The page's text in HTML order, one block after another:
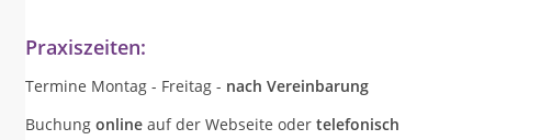
Praxiszeiten:
Termine Montag - Freitag - nach Vereinbarung
Buchung online auf der Webseite oder telefonisch